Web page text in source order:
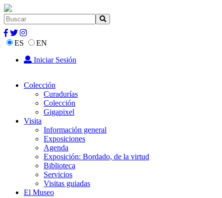
ES
EN
Iniciar Sesión
Colección
Curadurías
Colección
Gigapixel
Visita
Información general
Exposiciones
Agenda
Exposición: Bordado, de la virtud
Biblioteca
Servicios
Visitas guiadas
El Museo